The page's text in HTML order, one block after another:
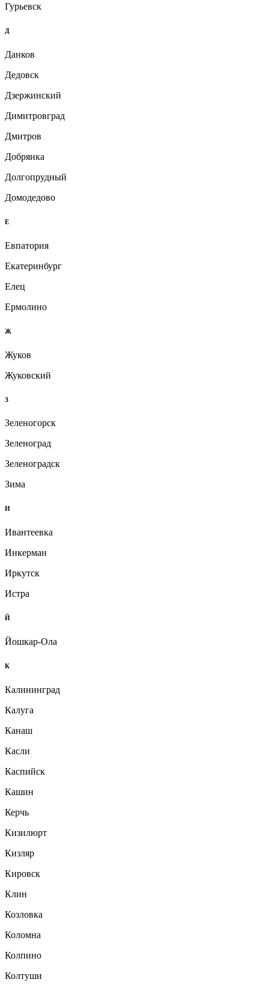
Гурьевск
Д
Данков
Дедовск
Дзержинский
Димитровград
Дмитров
Добрянка
Долгопрудный
Домодедово
Е
Евпатория
Екатеринбург
Елец
Ермолино
Ж
Жуков
Жуковский
З
Зеленогорск
Зеленоград
Зеленоградск
Зима
И
Ивантеевка
Инкерман
Иркутск
Истра
Й
Йошкар-Ола
К
Калининград
Калуга
Канаш
Касли
Каспийск
Кашин
Керчь
Кизилюрт
Кизляр
Кировск
Клин
Козловка
Коломна
Колпино
Колтуши